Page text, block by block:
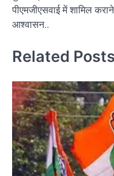
पीएमजीएसवाई में शामिल
आश्वासन..
Related Posts